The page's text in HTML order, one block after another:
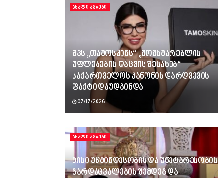
ᲐᲮᲐᲚᲘ ᲐᲛᲑᲔᲑᲘ
შპს „თამოსკინს“ „მომხმარებლის
უფლებების დაცვის შესახებ“
საქართველოს კანონის დარღვევის
ფაქტი დაუდგინდა
07/17/2026
ᲐᲮᲐᲚᲘ ᲐᲛᲑᲔᲑᲘ
მისი უწმინდესობის და უნეტარესობის
გარდაცვალების შემდეგ და